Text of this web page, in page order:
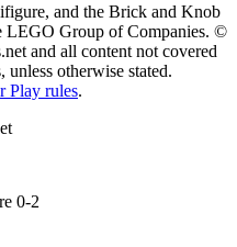
0-2
and the Brick and Knob
LEGO Group of Companies. ©
and all content not covered
otherwise stated.
Play rules.